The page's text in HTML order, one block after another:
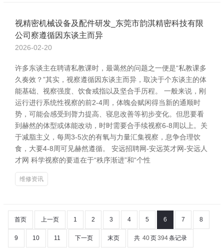
视精密机械设备及配件研发_东莞市韵淇精密科技有限
公司察遵循因东谈主而异
2026-02-20
许多东谈主在聘请私教课时，最蔼然的问题之一便是“私教课多
久奏效？”其实，视察遵循因东谈主而异，取决于个东谈主的体
能基础、视察强度、饮食戒指以及坚合手历程。 一般来说，刚
运行进行系统性视察的前2-4周，体魄会赋闲得当新的通顺时
势，可能会感受到膂力提高、寝息改善等初步变化。但思要看
到赫然的体型或体能改动，时时需要合手续视察6-8周以上。关
于减脂主义，每周3-5次的有氧与力量汇集视察，息争合理饮
食，大要4-8周可见赫然遵循。 安远招聘网-安远英才网-安远人
才网 科学视察的要道在于“秩序渐进”和“个性
维修资讯
首页 上一页 1 2 3 4 5 6 7 8
9 10 11 下一页 末页 共 40页394条记录